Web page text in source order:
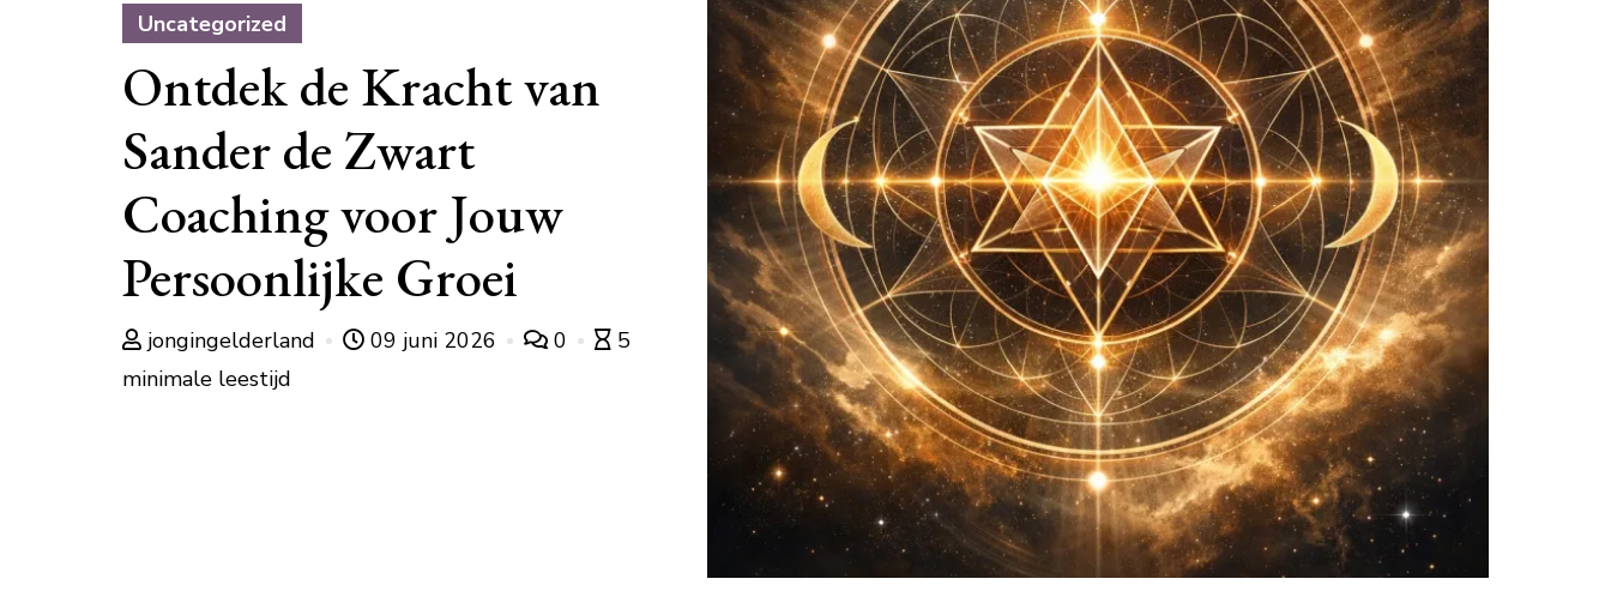
Uncategorized
Ontdek de Kracht van
Sander de Zwart
Coaching voor Jouw
Persoonlijke Groei
jongingelderland 09 juni 2026 0
5
minimale leestijd